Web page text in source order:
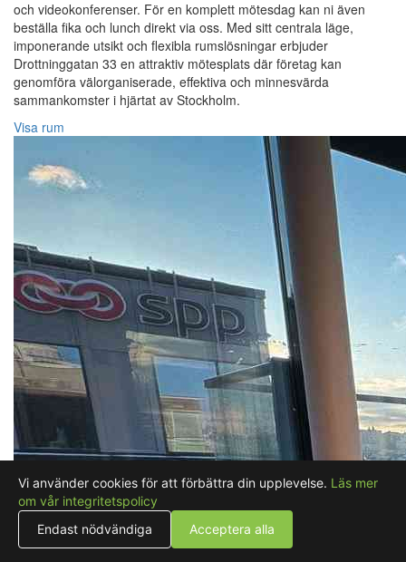
och videokonferenser. För en komplett mötesdag kan ni även
beställa fika och lunch direkt via oss. Med sitt centrala läge,
imponerande utsikt och flexibla rumslösningar erbjuder
Drottninggatan 33 en attraktiv mötesplats där företag kan
genomföra välorganiserade, effektiva och minnesvärda
sammankomster i hjärtat av Stockholm.
Visa rum
Vi använder cookies för att förbättra din upplevelse. Läs mer
om vår integritetspolicy
Endast nödvändiga
Acceptera alla